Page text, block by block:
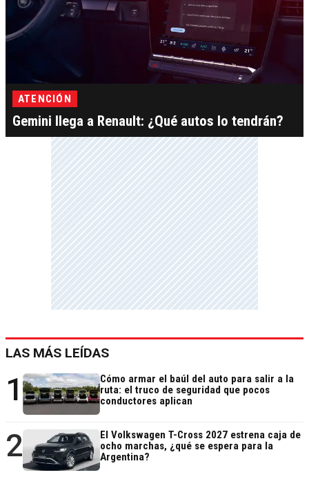
ATENCIÓN
Gemini llega a Renault: ¿Qué autos lo tendrán?
LAS MÁS LEÍDAS
1
Cómo armar el baúl del auto para salir a la
ruta: el truco de seguridad que pocos
conductores aplican
2
El Volkswagen T-Cross 2027 estrena caja de
ocho marchas, ¿qué se espera para la
Argentina?